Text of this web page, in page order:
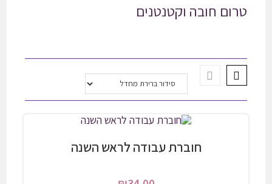
טרום חובה וקטנטנים
חוברת עבודה לראש השנה